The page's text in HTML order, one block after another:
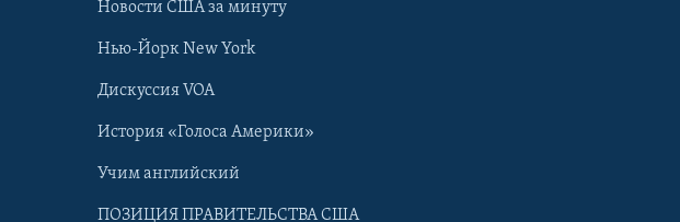
Новости США за минуту
Нью-Йорк New York
Дискуссия VOA
История «Голоса Америки»
Учим английский
ПОЗИЦИЯ ПРАВИТЕЛЬСТВА США